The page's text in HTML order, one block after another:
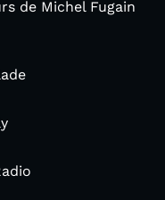
de Michel Fugain